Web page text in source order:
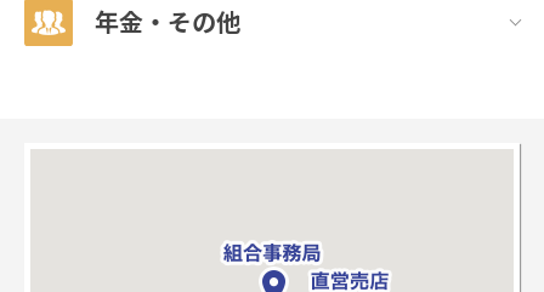
年金・その他